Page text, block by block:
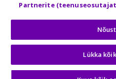
Autoplius.lt
Aruodas.lt
© 2026 GetaPro. Все права
Partnerite
Lükka